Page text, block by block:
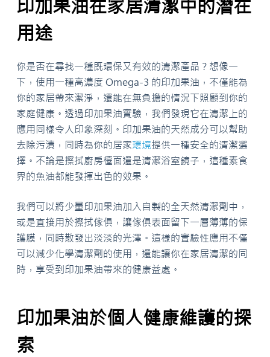
印加果油在家居清潔中的潛在
用途
你是否在尋找一種既環保又有效的清潔產品？想像一
下，使用一種高濃度 Omega-3 的印加果油，不僅能為
你的家居帶來潔淨，還能在無負擔的情況下照顧到你的
家庭健康。透過印加果油實驗，我們發現它在清潔上的
應用同樣令人印象深刻。印加果油的天然成分可以幫助
去除污漬，同時為你的居家環境提供一種安全的清潔選
擇。不論是擦拭廚房檯面還是清潔浴室鏡子，這種素食
界的魚油都能發揮出色的效果。
我們可以將少量印加果油加入自製的全天然清潔劑中，
或是直接用於擦拭傢俱，讓傢俱表面留下一層薄薄的保
護膜，同時散發出淡淡的光澤。這樣的實驗性應用不僅
可以減少化學清潔劑的使用，還能讓你在家居清潔的同
時，享受到印加果油帶來的健康益處。
印加果油於個人健康維護的探
索